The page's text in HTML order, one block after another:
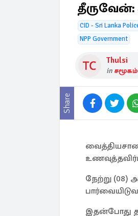
CID - Sri Lanka
NPP Government
Thulsi
in சமூகம்
Share
நேற்று (08)
இதன்போது